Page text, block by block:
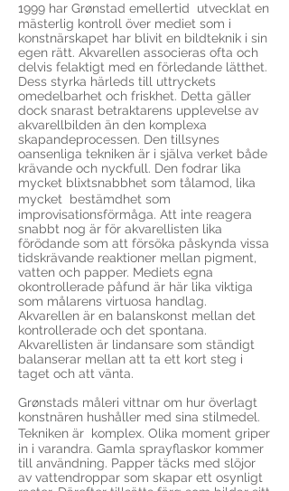
1999 har Grønstad emellertid utvecklat en
mästerlig kontroll över mediet som i
konstnärskapet har blivit en bildteknik i sin
egen rätt. Akvarellen associeras ofta och
delvis felaktigt med en förledande lätthet.
Dess styrka härleds till uttryckets
omedelbarhet och friskhet. Detta gäller
dock snarast betraktarens upplevelse av
akvarellbilden än den komplexa
skapandeprocessen. Den tillsynes
oansenliga tekniken är i själva verket både
krävande och nyckfull. Den fodrar lika
mycket blixtsnabbhet som tålamod, lika
mycket bestämdhet som
improvisationsförmåga. Att inte reagera
snabbt nog är för akvarellisten lika
förödande som att försöka påskynda vissa
tidskrävande reaktioner mellan pigment,
vatten och papper. Mediets egna
okontrollerade påfund är här lika viktiga
som målarens virtuosa handlag.
Akvarellen är en balanskonst mellan det
kontrollerade och det spontana.
Akvarellisten är lindansare som ständigt
balanserar mellan att ta ett kort steg i
taget och att vänta.
Grønstads måleri vittnar om hur överlagt
konstnären hushåller med sina stilmedel.
Tekniken är komplex. Olika moment griper
in i varandra. Gamla sprayflaskor kommer
till användning. Papper täcks med slöjor
av vattendroppar som skapar ett osynligt